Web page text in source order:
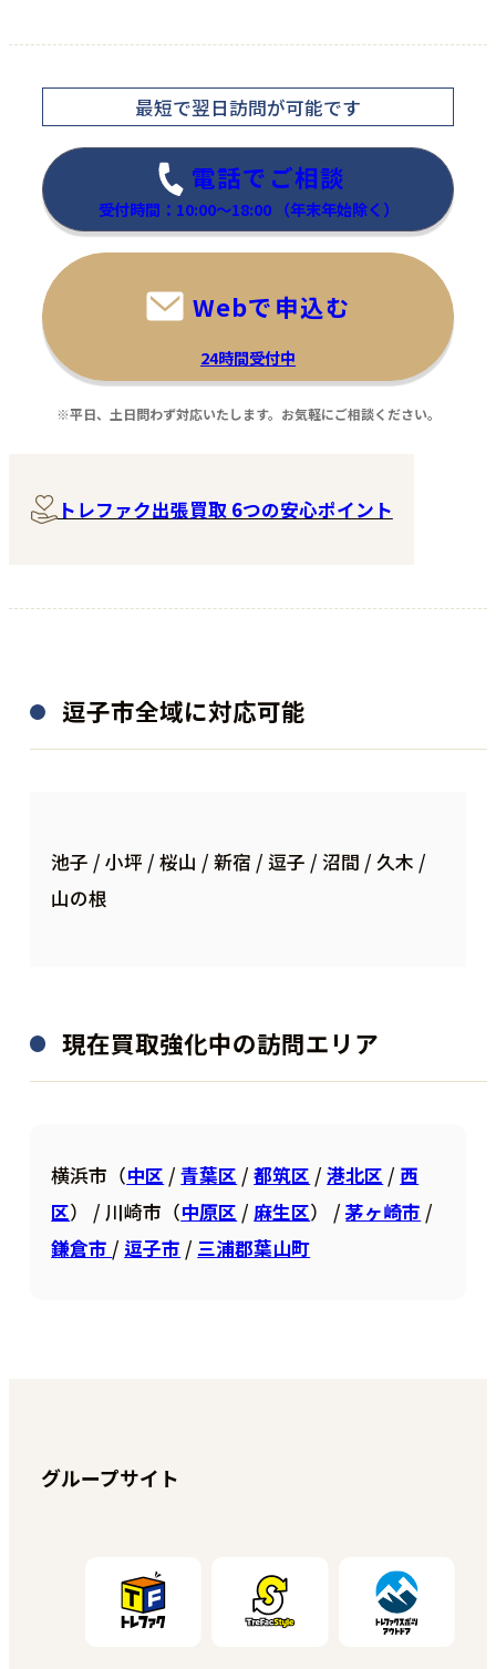
最短で翌日訪問が可能です
電話でご相談
受付時間：10:00～18:00 （年末年始除く）
Webで申込む
24時間受付中
※平日、土日問わず対応いたします。お気軽にご相談ください。
トレファク出張買取 6つの安心ポイント
逗子市全域に対応可能
池子 / 小坪 / 桜山 / 新宿 / 逗子 / 沼間 / 久木 /
山の根
現在買取強化中の訪問エリア
横浜市（中区 /青葉区 /都筑区 /港北区 / 西
区） / 川崎市（中原区 / 麻生区） /茅ヶ崎市 /
鎌倉市 / 逗子市 / 三浦郡葉山町
グループサイト